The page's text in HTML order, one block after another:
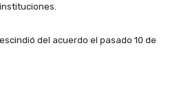
del acuerdo el pasado 10 de